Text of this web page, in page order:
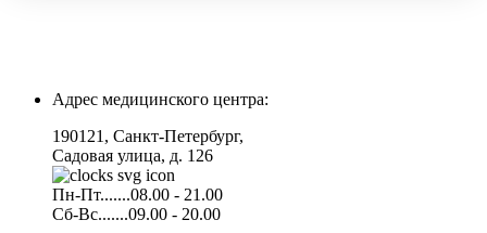
Адрес медицинского центра:
190121, Санкт-Петербург,
Садовая улица, д. 126
Пн-Пт.......08.00 - 21.00
Сб-Вс.......09.00 - 20.00